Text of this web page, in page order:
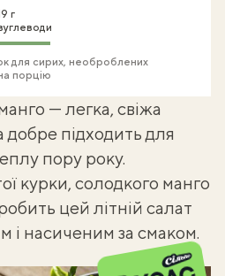
г
для сирих, необроблених
порцію
— легка, свіжа
добре підходить для
пору року.
курки, солодкого манго
цей літній салат
і насиченим за смаком.